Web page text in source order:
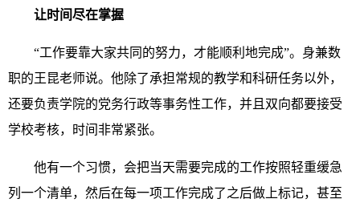
让时间尽在掌握
“工作要靠大家共同的努力，才能顺利地完成”。身兼数
职的王昆老师说。他除了承担常规的教学和科研任务以外，
还要负责学院的党务行政等事务性工作，并且双向都要接受
学校考核，时间非常紧张。
他有一个习惯，会把当天需要完成的工作按照轻重缓急
列一个清单，然后在每一项工作完成了之后做上标记，甚至